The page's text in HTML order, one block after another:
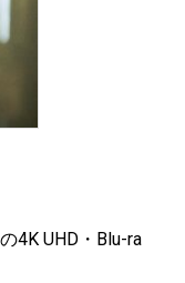
4K UHD・Blu-ra